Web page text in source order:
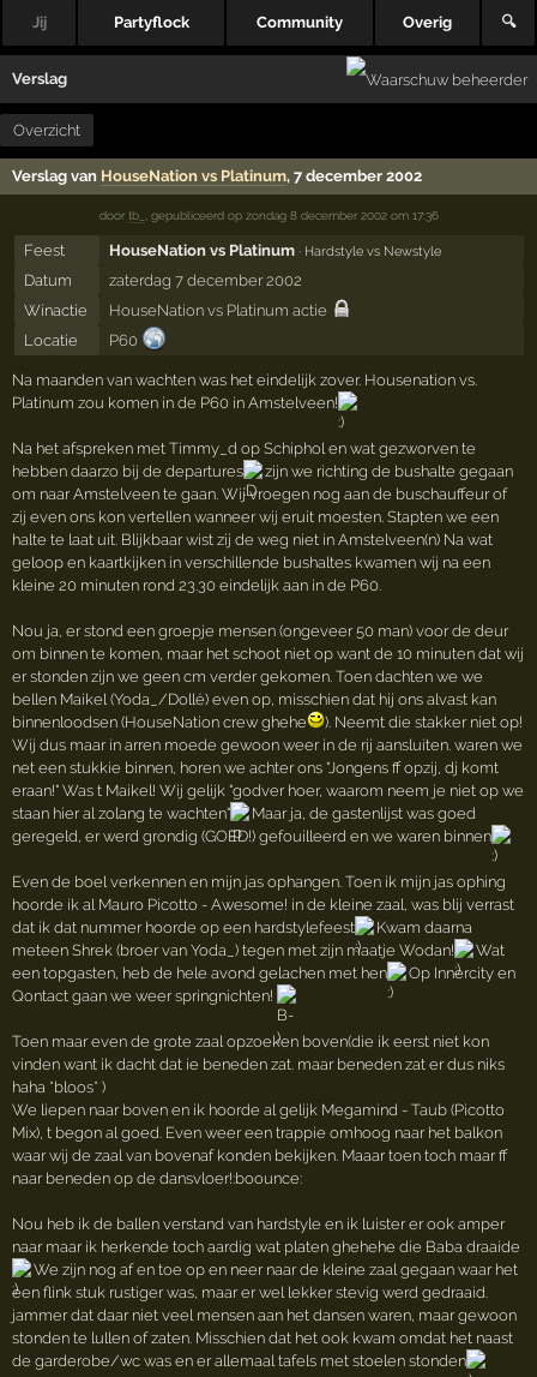
Jij Partyflock Community Overig 🔍
Verslag
Overzicht
Verslag van HouseNation vs Platinum, 7 december 2002
door tb_ gepubliceerd op zondag 8 december 2002 om 17:36
Feest HouseNation vs Platinum · Hardstyle vs Newstyle
Datum
zaterdag 7 december 2002
Winactie
HouseNation vs Platinum actie
Locatie
P60
Na maanden van wachten was het eindelijk zover. Housenation vs.
Platinum zou komen in de P60 in Amstelveen!
Na het afspreken met Timmy_d op Schiphol en wat gezworven te
hebben daarzo bij de departures
zijn we richting de bushalte gegaan
om naar Amstelveen te gaan. Wij vroegen nog aan de buschauffeur of
zij even ons kon vertellen wanneer wij eruit moesten. Stapten we een
halte te laat uit. Blijkbaar wist zij de weg niet in Amstelveen(n) Na wat
geloop en kaartkijken in verschillende bushaltes kwamen wij na een
kleine 20 minuten rond 23.30 eindelijk aan in de P60.
Nou ja, er stond een groepje mensen (ongeveer 50 man) voor de deur
om binnen te komen, maar het schoot niet op want de 10 minuten dat wij
er stonden zijn we geen cm verder gekomen. Toen dachten we we
bellen Maikel (Yoda_/Dollé) even op, misschien dat hij ons alvast kan
binnenloodsen (HouseNation crew ghehe
). Neemt die stakker niet op!
Wij dus maar in arren moede gewoon weer in de rij aansluiten. waren we
net een stukkie binnen, horen we achter ons "Jongens ff opzij, dj komt
eraan!" Was t Maikel! Wij gelijk "godver hoer, waarom neem je niet op we
staan hier al zolang te wachten"
Maar ja, de gastenlijst was goed
geregeld, er werd grondig (GOED!) gefouilleerd en we waren binnen
Even de boel verkennen en mijn jas ophangen. Toen ik mijn jas ophing
hoorde ik al Mauro Picotto - Awesome! in de kleine zaal, was blij verrast
dat ik dat nummer hoorde op een hardstylefeest
Kwam daarna
meteen Shrek (broer van Yoda_) tegen met zijn maatje Wodan!
Wat
een topgasten, heb de hele avond gelachen met hen
Op Innercity en
Qontact gaan we weer springnichten!
Toen maar even de grote zaal opzoeken boven(die ik eerst niet kon
vinden want ik dacht dat ie beneden zat. maar beneden zat er dus niks
haha *bloos* )
We liepen naar boven en ik hoorde al gelijk Megamind - Taub (Picotto
Mix), t begon al goed. Even weer een trappie omhoog naar het balkon
waar wij de zaal van bovenaf konden bekijken. Maaar toen toch maar ff
naar beneden op de dansvloer!:boounce:
Nou heb ik de ballen verstand van hardstyle en ik luister er ook amper
naar maar ik herkende toch aardig wat platen ghehehe die Baba draaide
We zijn nog af en toe op en neer naar de kleine zaal gegaan waar het
een flink stuk rustiger was, maar er wel lekker stevig werd gedraaid.
jammer dat daar niet veel mensen aan het dansen waren, maar gewoon
stonden te lullen of zaten. Misschien dat het ook kwam omdat het naast
de garderobe/wc was en er allemaal tafels met stoelen stonden